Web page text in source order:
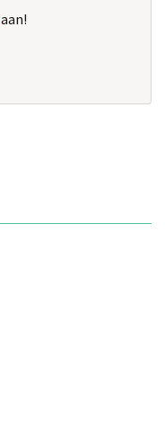
aan!